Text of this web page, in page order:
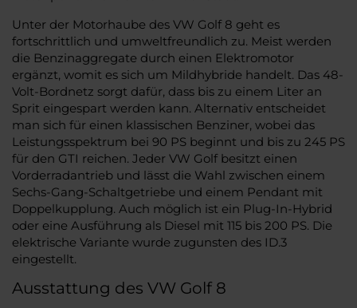
Unter der Motorhaube des VW Golf 8 geht es
fortschrittlich und umweltfreundlich zu. Meist werden
die Benzinaggregate durch einen Elektromotor
ergänzt, womit es sich um Mildhybride handelt. Das 48-
Volt-Bordnetz sorgt dafür, dass bis zu einem Liter an
Sprit eingespart werden kann. Alternativ entscheidet
man sich für einen klassischen Benziner, wobei das
Leistungsspektrum bei 90 PS beginnt und bis zu 245 PS
für den GTI reichen. Jeder VW Golf besitzt einen
Vorderradantrieb und lässt die Wahl zwischen einem
Sechs-Gang-Schaltgetriebe und einem Pendant mit
Doppelkupplung. Auch möglich ist ein Plug-In-Hybrid
oder eine Ausführung als Diesel mit 115 bis 200 PS. Die
elektrische Variante wurde zugunsten des ID.3
eingestellt.
Ausstattung des VW Golf 8